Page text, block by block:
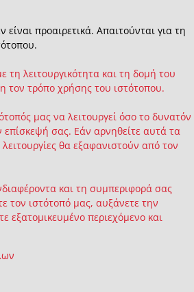
προαιρετικά. Απαιτούνται για τη
τη λειτουργικότητα και τη δομή του
τον τρόπο χρήσης του ιστότοπου.
μας να λειτουργεί όσο το δυνατόν
επίσκεψή σας. Εάν αρνηθείτε αυτά τα
θα εξαφανιστούν από τον
και τη συμπεριφορά σας
τον ιστότοπό μας, αυξάνετε την
εξατομικευμένο περιεχόμενο και